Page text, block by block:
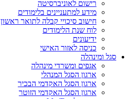
רישום לאוניברסיטה
מידע למתעניינים בלימודים
חישוב סיכויי קבלה לתואר ראשון
לוח שנת הלימודים
ידיעונים
כניסה לאזור האישי
סגל ומינהלה
אגפים ומשרדי מינהלה
ארגון הסגל המנהלי
ארגון הסגל האקדמי הבכיר
ארגון הסגל האקדמי הזוטר